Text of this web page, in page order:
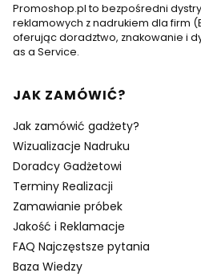
Promoshop.pl to bezpośredni
reklamowych z nadrukiem dla firm
oferując doradztwo, znakowanie i
as a Service.
Linki w stopce
JAK ZAMÓWIĆ?
Jak zamówić gadżety?
Wizualizacje Nadruku
Doradcy Gadżetowi
Terminy Realizacji
Zamawianie próbek
Jakość i Reklamacje
FAQ Najczęstsze pytania
Baza Wiedzy